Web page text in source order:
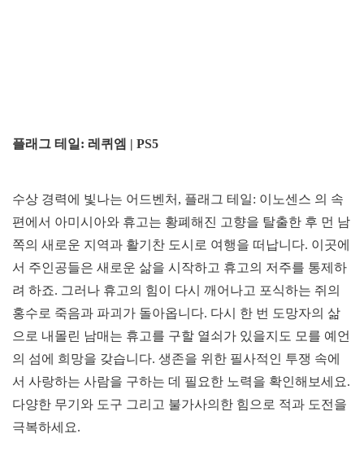
플래그 테일: 레퀴엠 | PS5
수상 경력에 빛나는 어드벤처, 플래그 테일: 이노센스 의 속
편에서 아미시아와 휴고는 황폐해진 고향을 탈출한 후 먼 남
쪽의 새로운 지역과 활기찬 도시로 여행을 떠납니다. 이곳에
서 주인공들은 새로운 삶을 시작하고 휴고의 저주를 통제하
려 하죠. 그러나 휴고의 힘이 다시 깨어나고 포식하는 쥐의
홍수로 죽음과 파괴가 돌아옵니다. 다시 한 번 도망자의 삶
으로 내몰린 남매는 휴고를 구할 열쇠가 있을지도 모를 예언
의 섬에 희망을 갖습니다. 생존을 위한 필사적인 투쟁 속에
서 사랑하는 사람을 구하는 데 필요한 노력을 확인해보세요.
다양한 무기와 도구 그리고 불가사의한 힘으로 적과 도전을
극복하세요.